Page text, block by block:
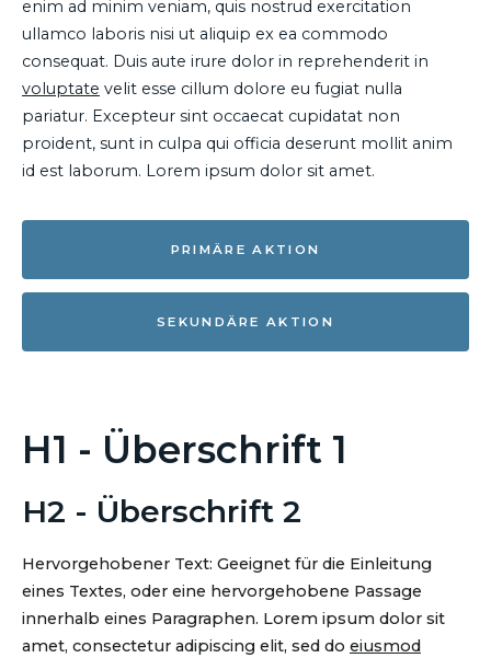
enim ad minim veniam, quis nostrud exercitation
ullamco laboris nisi ut aliquip ex ea commodo
consequat. Duis aute irure dolor in reprehenderit in
voluptate velit esse cillum dolore eu fugiat nulla
pariatur. Excepteur sint occaecat cupidatat non
proident, sunt in culpa qui officia deserunt mollit anim
id est laborum. Lorem ipsum dolor sit amet.
PRIMÄRE AKTION
SEKUNDÄRE AKTION
H1 - Überschrift 1
H2 - Überschrift 2
Hervorgehobener Text: Geeignet für die Einleitung
eines Textes, oder eine hervorgehobene Passage
innerhalb eines Paragraphen. Lorem ipsum dolor sit
amet, consectetur adipiscing elit, sed do eiusmod